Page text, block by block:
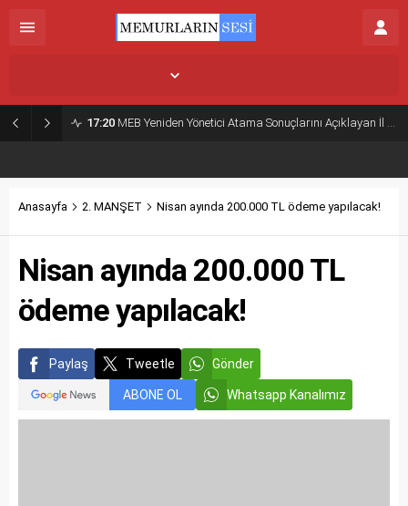
17:20 MEB Yeniden Yönetici Atama Sonuçlarını Açıklayan İl MEM’ler Listesi
Anasayfa 2. MANŞET Nisan ayında 200.000 TL ödeme yapılacak!
Nisan ayında 200.000 TL
ödeme yapılacak!
Paylaş Tweetle Gönder
ABONE OL Whatsapp Kanalımız